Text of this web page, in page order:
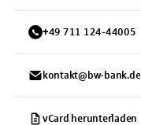
+49 711 124-44005
kontakt@bw-bank.de
vCard herunterladen